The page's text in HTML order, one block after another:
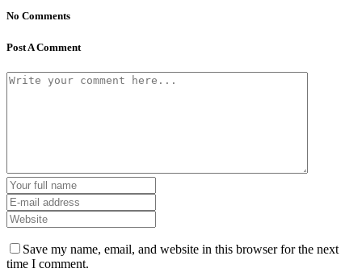
No Comments
Post A Comment
Save my name, email, and website in this browser for the next
time I comment.